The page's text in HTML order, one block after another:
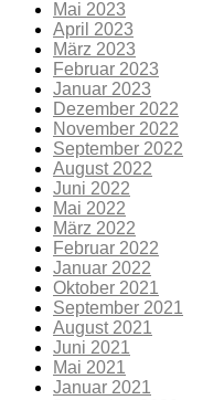
Mai 2023
April 2023
März 2023
Februar 2023
Januar 2023
Dezember 2022
November 2022
September 2022
August 2022
Juni 2022
Mai 2022
März 2022
Februar 2022
Januar 2022
Oktober 2021
September 2021
August 2021
Juni 2021
Mai 2021
Januar 2021